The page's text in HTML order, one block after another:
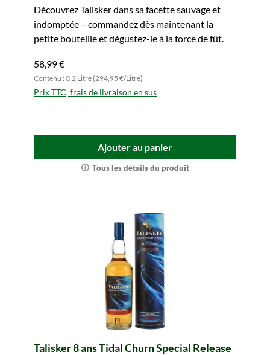
Découvrez Talisker dans sa facette sauvage et
indomptée – commandez dès maintenant la
petite bouteille et dégustez-le à la force de fût.
58,99 €
Contenu : 0.2 Litre (294,95 €/Litre)
Prix TTC, frais de livraison en sus
Ajouter au panier
Tous les détails du produit
Talisker 8 ans Tidal Churn Special Release